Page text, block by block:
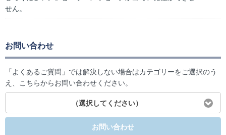
せん。
お問い合わせ
「よくあるご質問」では解決しない場合はカテゴリーをご選択のう
え、こちらからお問い合わせください。
（選択してください）
お問い合わせ